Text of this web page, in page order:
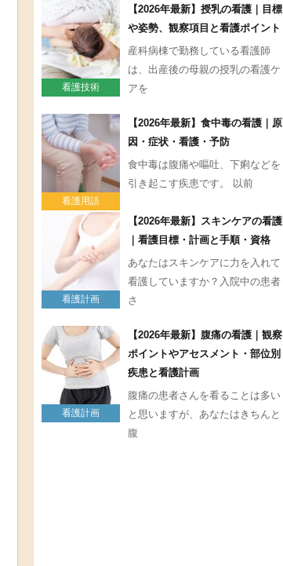
看護技術
【2026年最新】授乳の看護｜目標
や姿勢、観察項目と看護ポイント
産科病棟で勤務している看護師
は、出産後の母親の授乳の看護ケ
アを
看護用語
【2026年最新】食中毒の看護｜原
因・症状・看護・予防
食中毒は腹痛や嘔吐、下痢などを
引き起こす疾患です。 以前
看護計画
【2026年最新】スキンケアの看護
｜看護目標・計画と手順・資格
あなたはスキンケアに力を入れて
看護していますか？入院中の患者
さ
看護計画
【2026年最新】腹痛の看護｜観察
ポイントやアセスメント・部位別
疾患と看護計画
腹痛の患者さんを看ることは多い
と思いますが、あなたはきちんと
腹